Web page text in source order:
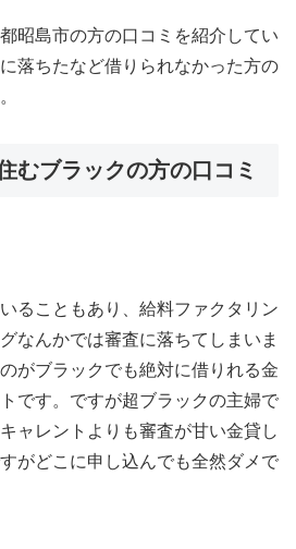
昭島市の方の口コミを紹介してい
落ちたなど借りられなかった方の
むブラックの方の口コミ
ることもあり、給料ファクタリン
なんかでは審査に落ちてしまいま
がブラックでも絶対に借りれる金
です。ですが超ブラックの主婦で
ャレントよりも審査が甘い金貸し
がどこに申し込んでも全然ダメで